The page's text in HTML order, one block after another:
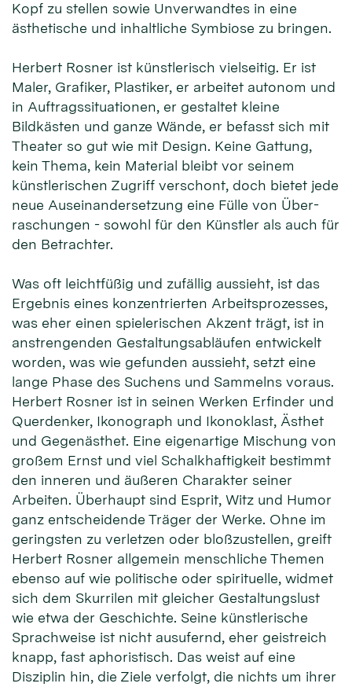
Kopf zu stellen sowie Unverwandtes in eine
ästhetische und inhalt­liche Symbiose zu bringen.
Herbert Rosner ist künstlerisch vielseitig. Er ist
Maler, Grafiker, Plastiker, er arbeitet autonom und
in Auftragssituationen, er gestaltet kleine
Bildkästen und ganze Wände, er befasst sich mit
Theater so gut wie mit Design. Keine Gattung,
kein Thema, kein Material bleibt vor seinem
künstlerischen Zugriff verschont, doch bietet jede
neue Auseinandersetzung eine Fülle von Über­
raschungen - sowohl für den Künstler als auch für
den Betrachter.
Was oft leichtfüßig und zufällig aussieht, ist das
Ergebnis eines konzentrierten Arbeitsprozesses,
was eher einen spielerischen Akzent trägt, ist in
an­strengenden Gestaltungsabläufen entwickelt
worden, was wie gefunden aussieht, setzt eine
lange Phase des Suchens und Sammelns voraus.
Herbert Rosner ist in seinen Werken Erfinder und
Querdenker, Ikonograph und Ikonoklast, Ästhet
und Gegenästhet. Eine eigenartige Mischung von
großem Ernst und viel Schalkhaftigkeit bestimmt
den inneren und äußeren Charakter seiner
Arbeiten. Überhaupt sind Esprit, Witz und Humor
ganz entscheidende Träger der Werke. Ohne im
geringsten zu verletzen oder bloßzustellen, greift
Herbert Rosner allgemein menschliche Themen
ebenso auf wie politische oder spiritu­elle, widmet
sich dem Skurrilen mit gleicher Gestaltungslust
wie etwa der Geschichte. Seine künstlerische
Sprachweise ist nicht ausufernd, eher geist­reich
knapp, fast aphoristisch. Das weist auf eine
Disziplin hin, die Ziele verfolgt, die nichts um ihrer